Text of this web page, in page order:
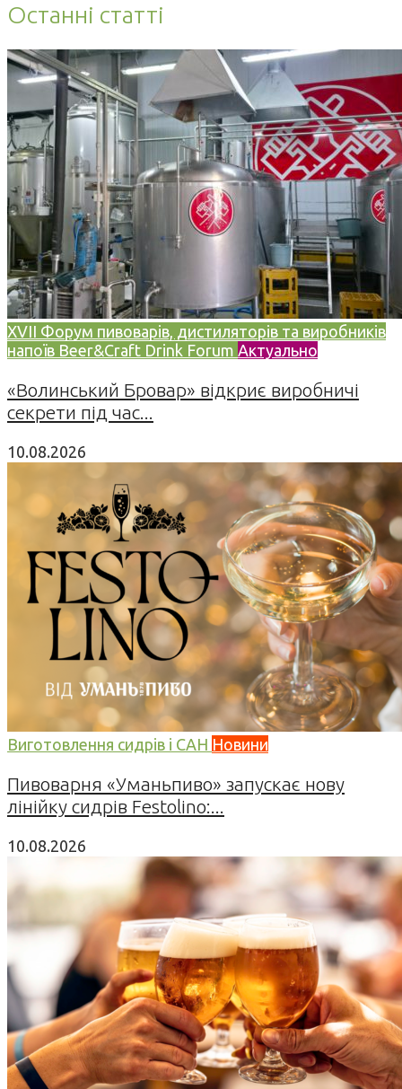
Останні статті
XVII Форум пивоварів, дистиляторів та виробників
напоїв Beer&Craft Drink Forum Актуально
«Волинський Бровар» відкриє виробничі
секрети під час...
10.08.2026
Виготовлення сидрів і САН Новини
Пивоварня «Уманьпиво» запускає нову
лінійку сидрів Festolino:...
10.08.2026